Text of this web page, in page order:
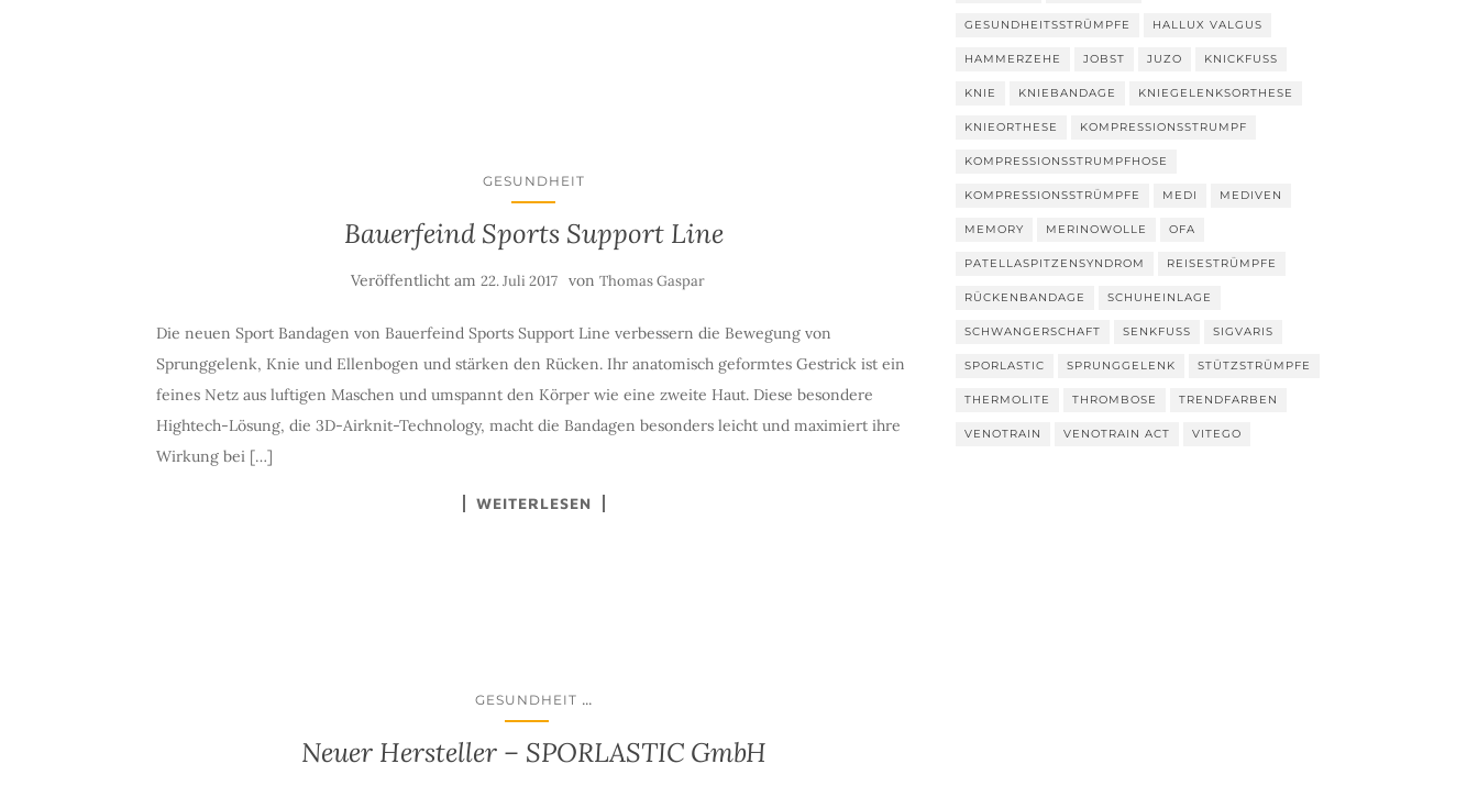
GESUNDHEIT
Bauerfeind Sports Support Line
Veröffentlicht am22. Juli 2017 vonThomas Gaspar
Die neuen Sport Bandagen von Bauerfeind Sports Support Line verbessern die Bewegung von
Sprunggelenk, Knie und Ellenbogen und stärken den Rücken. Ihr anatomisch geformtes Gestrick ist ein
feines Netz aus luftigen Maschen und umspannt den Körper wie eine zweite Haut. Diese besondere
Hightech-Lösung, die 3D-Airknit-Technology, macht die Bandagen besonders leicht und maximiert ihre
Wirkung bei […]
WEITERLESEN
GESUNDHEIT ...
Neuer Hersteller – SPORLASTIC GmbH
GESUNDHEITSSTRÜMPFE HALLUX VALGUS
HAMMERZEHE JOBST JUZO KNICKFUSS
KNIE KNIEBANDAGE KNIEGELENKSORTHESE
KNIEORTHESE KOMPRESSIONSSTRUMPF
KOMPRESSIONSSTRUMPFHOSE
KOMPRESSIONSSTRÜMPFE MEDI MEDIVEN
MEMORY MERINOWOLLE OFA
PATELLASPITZENSYNDROM REISESTRÜMPFE
RÜCKENBANDAGE SCHUHEINLAGE
SCHWANGERSCHAFT SENKFUSS SIGVARIS
SPORLASTIC SPRUNGGELENK STÜTZSTRÜMPFE
THERMOLITE THROMBOSE TRENDFARBEN
VENOTRAIN VENOTRAIN ACT VITEGO